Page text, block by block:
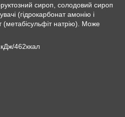
сироп, солодовий сироп
(гідрокарбонат амонію і
(метабісульфіт натрію). Може
462ккал